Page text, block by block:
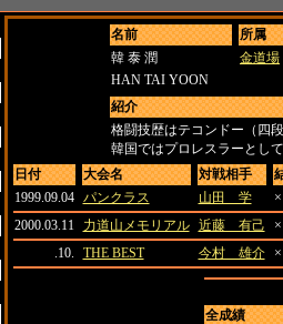
名前
所属
韓 泰 潤
金道場
HAN TAI YOON
紹介
格闘技歴はテコンドー（四
韓国ではプロレスラーとし
日付
大会名 対戦相手
1999.09.04
パンクラス 山田 学
×
2000.03.11
力道山メモリアル 近藤 有己
×
.10.
THE BEST 今村 雄介 ×
全成績